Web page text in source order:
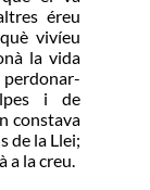
éreu
vivíeu
la vida
i de
constava
de la Llei;
la creu.